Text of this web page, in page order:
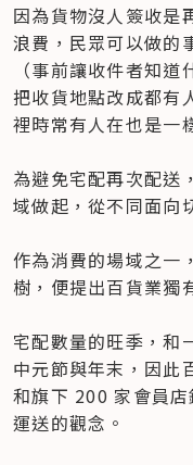
因為貨物沒人簽收是
浪費，民眾可以做的
（事前讓收件者知
把收貨地點改成都有
裡時常有人在也是一
為避免宅配再次配送
域做起，從不同面向
作為消費的場域之一
樹，便提出百貨業獨
宅配數量的旺季，和
中元節與年末，因此
和旗下 200 家會員
運送的觀念。